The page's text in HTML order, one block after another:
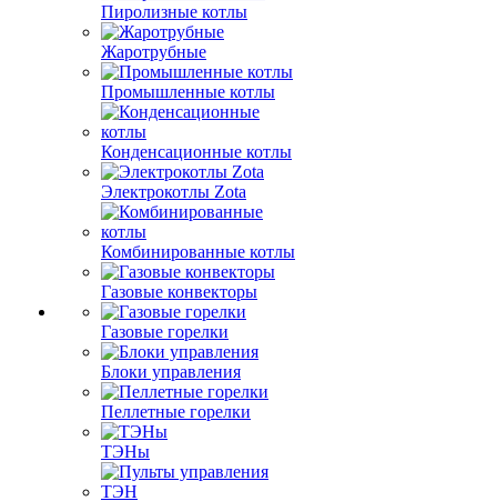
Пиролизные котлы
Жаротрубные
Промышленные котлы
Конденсационные котлы
Электрокотлы Zota
Комбинированные котлы
Газовые конвекторы
Газовые горелки
Блоки управления
Пеллетные горелки
ТЭНы